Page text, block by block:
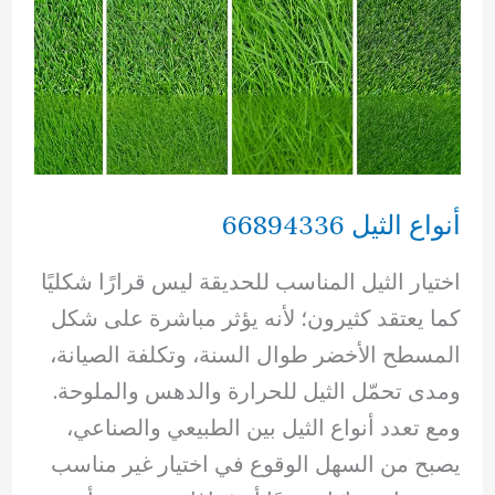
أنواع الثيل 66894336
اختيار الثيل المناسب للحديقة ليس قرارًا شكليًا
كما يعتقد كثيرون؛ لأنه يؤثر مباشرة على شكل
المسطح الأخضر طوال السنة، وتكلفة الصيانة،
ومدى تحمّل الثيل للحرارة والدهس والملوحة.
ومع تعدد أنواع الثيل بين الطبيعي والصناعي،
يصبح من السهل الوقوع في اختيار غير مناسب